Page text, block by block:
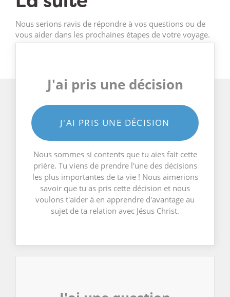
Nous serions ravis de répondre à vos questions ou de
vous aider dans les prochaines étapes de votre voyage.
J'ai pris une décision
J'AI PRIS UNE DÉCISION
Nous sommes si contents que tu aies fait cette
prière. Tu viens de prendre l'une des décisions
les plus importantes de ta vie ! Nous aimerions
savoir que tu as pris cette décision et nous
voulons t'aider à en apprendre d'avantage au
sujet de ta relation avec Jésus Christ.